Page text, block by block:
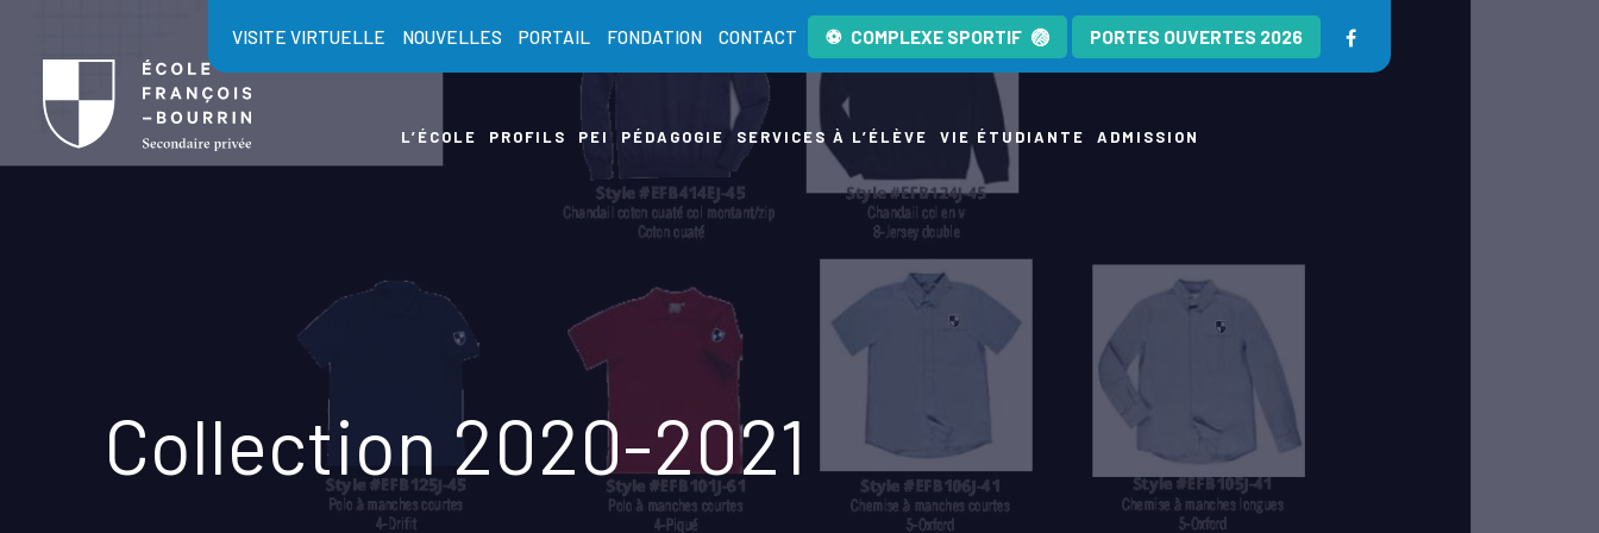
VISITE VIRTUELLE NOUVELLES PORTAIL FONDATION CONTACT COMPLEXE SPORTIF PORTES OUVERTES 2026
L’ÉCOLE PROFILS PEI PÉDAGOGIE SERVICES À L’ÉLÈVE VIE ÉTUDIANTE ADMISSION
Collection 2020-2021